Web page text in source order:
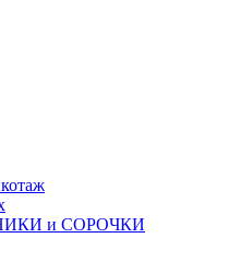
и СОРОЧКИ